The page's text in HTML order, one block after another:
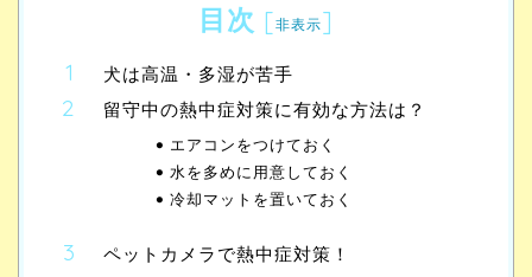
目次 [非表示]
犬は高温・多湿が苦手
留守中の熱中症対策に有効な方法は？
エアコンをつけておく
水を多めに用意しておく
冷却マットを置いておく
ペットカメラで熱中症対策！